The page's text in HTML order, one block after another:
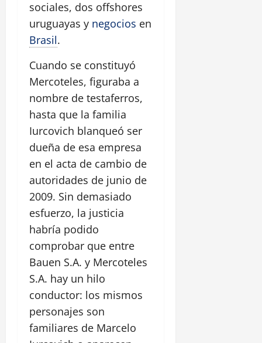
sociales, dos offshores
uruguayas y negocios en
Brasil.
Cuando se constituyó
Mercoteles, figuraba a
nombre de testaferros,
hasta que la familia
Iurcovich blanqueó ser
dueña de esa empresa
en el acta de cambio de
autoridades de junio de
2009. Sin demasiado
esfuerzo, la justicia
habría podido
comprobar que entre
Bauen S.A. y Mercoteles
S.A. hay un hilo
conductor: los mismos
personajes son
familiares de Marcelo